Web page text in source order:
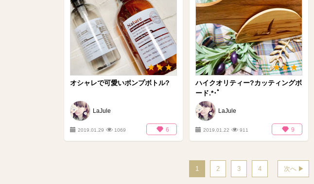
オシャレで可愛いポンプボトル?
LaJule
2019.01.29 1069 6
ハイクオリティー?カッティングボ
ード.*･ﾟ
LaJule
2019.01.22 911 9
1 2 3 4 次へ